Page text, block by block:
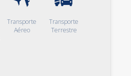
Transporte
Aéreo
Transporte
Terrestre